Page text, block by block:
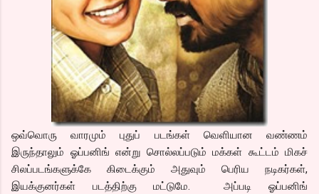
ஒவ்வொரு வாரமும் புதுப் படங்கள் வெளியான வண்ணம்
இருந்தாலும் ஓப்பனிங் என்று சொல்லப்படும் மக்கள் கூட்டம் மிகச்
சிலப்படங்களுக்கே கிடைக்கும் அதுவும் பெரிய நடிகர்கள்,
இயக்குனர்கள் படத்திற்கு மட்டுமே. அப்படி ஓப்பனிங்